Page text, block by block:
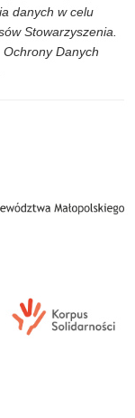
danych w celu
Stowarzyszenia.
Ochrony Danych